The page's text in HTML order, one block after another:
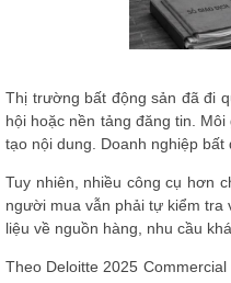
Thị trường bất động sản đã đi
hội hoặc nền tảng đăng tin.
tạo nội dung. Doanh nghiệp
Tuy nhiên, nhiều công cụ hơn
người mua vẫn phải tự kiểm
liệu về nguồn hàng, nhu cầu
Theo Deloitte 2025